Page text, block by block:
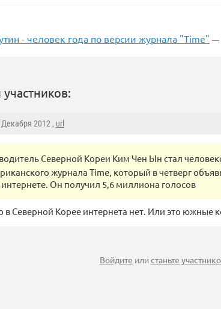
- человек года по версии журнала "Time" —
Декабря 2012 , url
Северной Кореи Ким Чен Ын стал
журнала Time, который в четверг
интернете. Он получил 5,6 миллиона голосов
в Северной Корее интернета нет. Или это южные
Войдите илистаньте